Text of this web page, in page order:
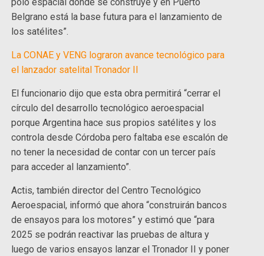
Belgrano está la base futura para el lanzamiento de
los satélites”.
La CONAE y VENG lograron avance tecnológico para
el lanzador satelital Tronador II
El funcionario dijo que esta obra permitirá “cerrar el
círculo del desarrollo tecnológico aeroespacial
porque Argentina hace sus propios satélites y los
controla desde Córdoba pero faltaba ese escalón de
no tener la necesidad de contar con un tercer país
para acceder al lanzamiento”.
Actis, también director del Centro Tecnológico
Aeroespacial, informó que ahora “construirán bancos
de ensayos para los motores” y estimó que “para
2025 se podrán reactivar las pruebas de altura y
luego de varios ensayos lanzar el Tronador II y poner